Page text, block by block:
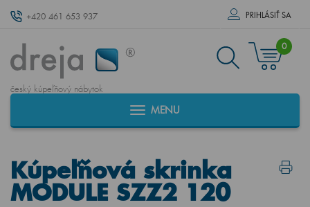
+420 461 653 937 PRIHLÁSIŤ SA
český kúpeľňový nábytok
0
MENU
Kúpeľňová skrinka
MODULE SZZ2 120